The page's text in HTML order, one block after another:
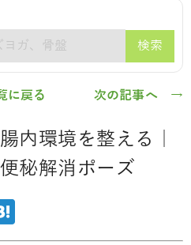
検索
に戻る 次の記事へ →
内環境を整える｜
秘解消ポーズ